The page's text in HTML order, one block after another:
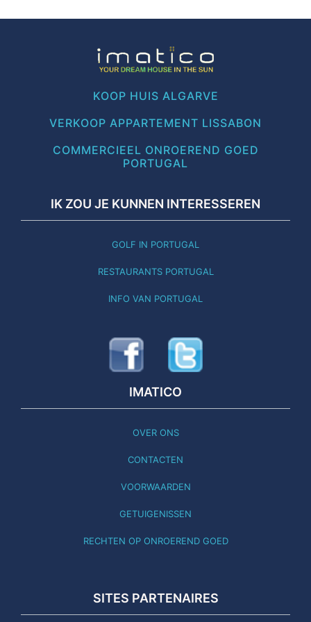
KOOP HUIS ALGARVE
VERKOOP APPARTEMENT LISSABON
COMMERCIEEL ONROEREND GOED
PORTUGAL
IK ZOU JE KUNNEN INTERESSEREN
GOLF IN PORTUGAL
RESTAURANTS PORTUGAL
INFO VAN PORTUGAL
IMATICO
OVER ONS
CONTACTEN
VOORWAARDEN
GETUIGENISSEN
RECHTEN OP ONROEREND GOED
SITES PARTENAIRES